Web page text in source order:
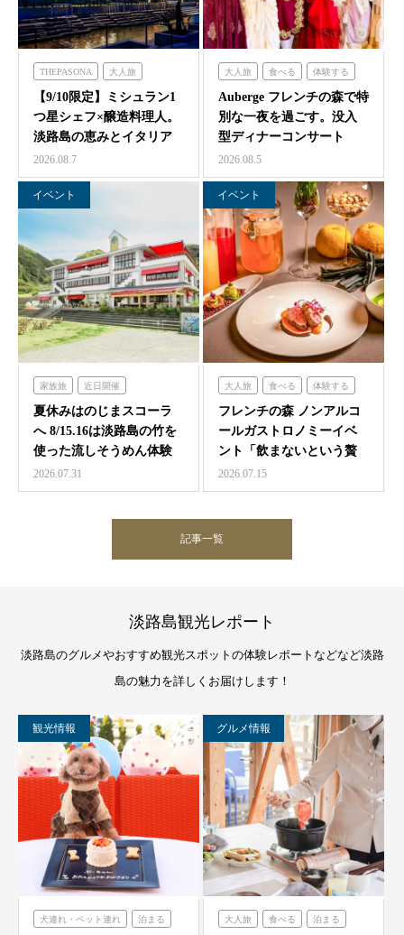
THEPASONA 大人旅
食べる 体験する
【9/10限定】ミシュラン1
つ星シェフ×醸造料理人。
淡路島の恵みとイタリア
料理の感性が交わ…
2026.08.7
大人旅 食べる 体験する
泊まる フレンチの森
Auberge フレンチの森で特
別な一夜を過ごす。没入
型ディナーコンサート
『サロン・ド・モ…
2026.08.5
イベント
家族旅 近日開催
のじまスコーラ
夏休みはのじまスコーラ
へ 8/15.16は淡路島の竹を
使った流しそうめん体験
2026.07.31
イベント
大人旅 食べる 体験する
フレンチの森
フレンチの森 ノンアルコ
ールガストロノミーイベ
ント「飲まないという贅
沢 ～香りと味覚の館～…
2026.07.15
記事一覧
淡路島観光レポート
淡路島のグルメやおすすめ観光スポットの体験レポートなどなど淡路
島の魅力を詳しくお届けします！
観光情報
犬連れ・ペット連れ 泊まる
グルメ情報
大人旅 食べる 泊まる